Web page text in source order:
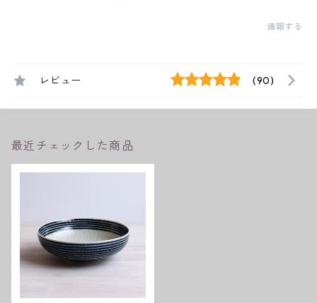
通報する
レビュー (90)
最近チェックした商品